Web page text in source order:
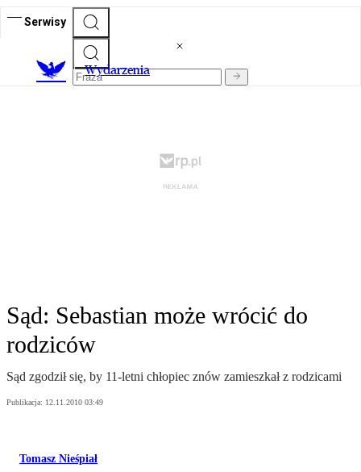
Serwisy
Wydarzenia
Sąd: Sebastian może wrócić do
rodziców
Sąd zgodził się, by 11-letni chłopiec znów zamieszkał z rodzicami
Publikacja: 12.11.2010 03:49
Tomasz Nieśpiał